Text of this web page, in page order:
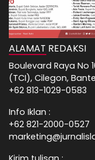
ALAMAT REDAKSI
Boulevard Raya No
(TCI), Cilegon,
+62 813-1029-0583
Info Iklan :
+62 821-2000-0527